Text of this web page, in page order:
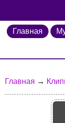
Главная
Главная →